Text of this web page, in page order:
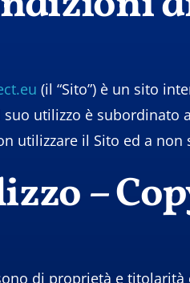
(il “Sito”) è un sito
suo utilizzo è
utilizzare il Sito ed a
–
di proprietà e titolarità